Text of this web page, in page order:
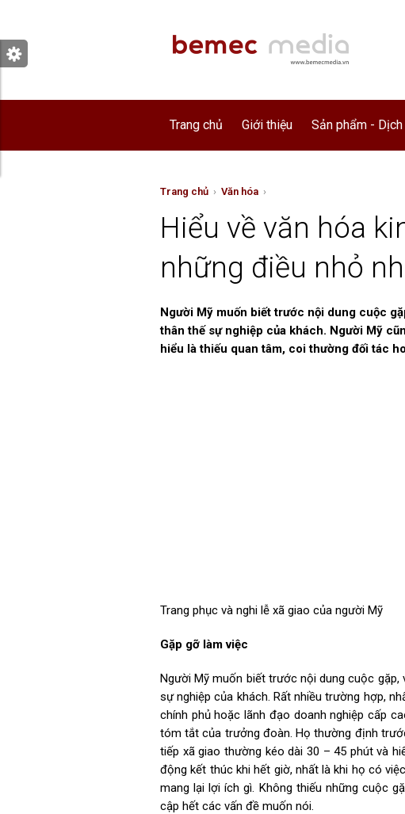
Trang chủ Giới thiệu Sản phẩm - Dịch
Trang chủ › Văn hóa ›
Hiểu về văn hóa
những điều nhỏ
Người Mỹ muốn biết trước nội dung cuộc
thân thế sự nghiệp của khách. Người Mỹ
hiểu là thiếu quan tâm, coi thường đối tác
Trang phục và nghi lễ xã giao của người Mỹ
Gặp gỡ làm việc
Người Mỹ muốn biết trước nội dung cuộc
sự nghiệp của khách. Rất nhiều trường hợp,
chính phủ hoặc lãnh đạo doanh nghiệp cấp
tóm tắt của trưởng đoàn. Họ thường định
tiếp xã giao thường kéo dài 30 – 45 phút và
động kết thúc khi hết giờ, nhất là khi họ có
mang lại lợi ích gì. Không thiếu những cuộc
cập hết các vấn đề muốn nói.